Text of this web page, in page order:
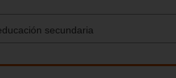
secundaria